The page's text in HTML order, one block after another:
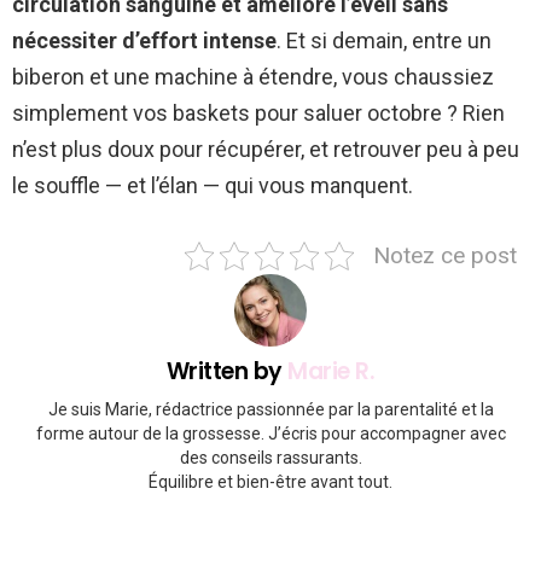
nécessiter d’effort intense. Et si demain, entre un
biberon et une machine à étendre, vous chaussiez
simplement vos baskets pour saluer octobre ? Rien
n’est plus doux pour récupérer, et retrouver peu à peu
le souffle — et l’élan — qui vous manquent.
Notez ce post
Written byMarie R.
Je suis Marie, rédactrice passionnée par la parentalité et la
forme autour de la grossesse. J’écris pour accompagner avec
des conseils rassurants.
Équilibre et bien-être avant tout.